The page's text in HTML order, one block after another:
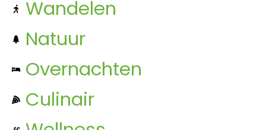
Wandelen
Natuur
Overnachten
Culinair